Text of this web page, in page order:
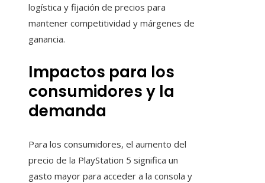
logística y fijación de precios para
mantener competitividad y márgenes de
ganancia.
Impactos para los
consumidores y la
demanda
Para los consumidores, el aumento del
precio de la PlayStation 5 significa un
gasto mayor para acceder a la consola y